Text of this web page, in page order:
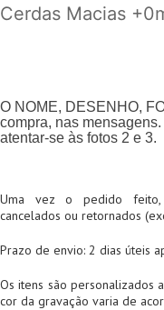
Cerdas Macias
O NOME, DESENHO,
compra, nas
atentar-se às fotos 2 e 3.
Uma vez o pedido feito,
cancelados ou retornados
Prazo de envio: 2 dias úteis
Os itens são personalizados
cor da gravação varia de